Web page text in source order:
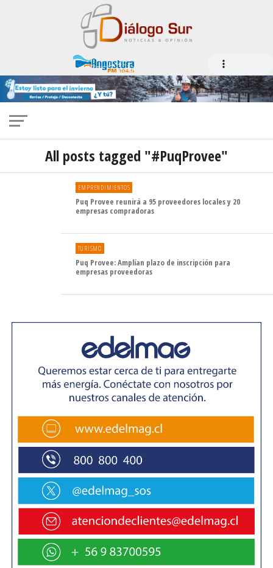
All posts tagged "#PuqProvee"
EMPRENDIMIENTOS
Puq Provee reunirá a 95 proveedores locales y 20
empresas compradoras
TURISMO
Puq Provee: Amplían plazo de inscripción para
empresas proveedoras